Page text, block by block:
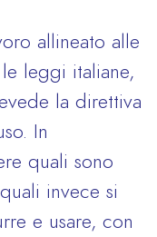
allineato alle
leggi italiane,
la direttiva
In
quali sono
invece si
e usare, con